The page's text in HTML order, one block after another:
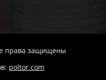
права защищены
poltor.com